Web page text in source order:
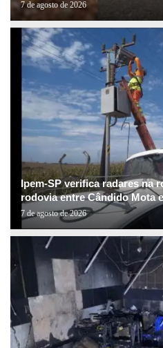
7 de agosto de 2026
Ipem-SP verifica radares na
rodovia entre Cândido Mota
7 de agosto de 2026